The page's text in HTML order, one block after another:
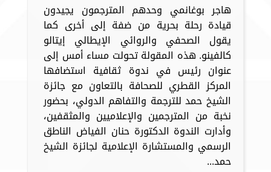
هاجر بوغانمي وحدهم المترجمون يجيدون
قيادة رحلة بحرية من ضفة إلى أخرى كما
يقول الصحفي والروائي الإيطالي إيتالو
كالفينو. هذه المقولة تحولت مساء أمس إلى
عنوان رئيس في ندوة ثقافية استضافها
المركز القطري للصحافة بالتعاون مع جائزة
الشيخ حمد للترجمة والتفاهم الدولي، بحضور
نخبة من المترجمين والإعلاميين والمثقفين،
وأدارت الندوة الدكتورة حنان الفياض الناطق
الرسمي والمستشارة الإعلامية لجائزة الشيخ
حمد...